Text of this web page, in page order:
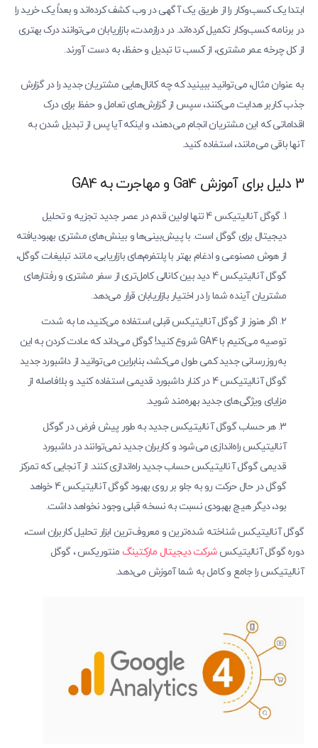
ابتدا یک کسب‌وکار را از طریق یک آگهی در وب کشف کرده‌اند و بعداً یک خرید را
در برنامه کسب‌وکار تکمیل کرده‌اند. در درازمدت، بازاریابان می‌توانند درک بهتری
از کل چرخه عمر مشتری، از کسب تا تبدیل و حفظ، به دست آورند.
به عنوان مثال، می‌توانید ببینید که چه کانال‌هایی مشتریان جدید را در گزارش
جذب کاربر هدایت می‌کنند، سپس از گزارش‌های تعامل و حفظ برای درک
اقداماتی که این مشتریان انجام می‌دهند، و اینکه آیا پس از تبدیل شدن به
آنها باقی می‌مانند، استفاده کنید.
3 دلیل برای آموزش Ga4 و مهاجرت به GA4
گوگل آنالیتیکس 4 تنها اولین قدم در عصر جدید تجزیه و تحلیل
دیجیتال برای گوگل است. با پیش‌بینی‌ها و بینش‌های مشتری بهبودیافته
از هوش مصنوعی و ادغام بهتر با پلتفرم‌های بازاریابی، مانند تبلیغات گوگل،
گوگل آنالیتیکس 4 دید بین کانالی کامل‌تری از سفر مشتری و رفتارهای
مشتریان آینده شما را در اختیار بازاریابان قرار می‌دهد.
اگر هنوز از گوگل آنالیتیکس قبلی استفاده می‌کنید، ما به شدت
توصیه می‌کنیم با GA4 شروع کنید! گوگل می‌داند که عادت کردن به این
به‌روزرسانی جدید کمی طول می‌کشد، بنابراین می‌توانید از داشبورد جدید
گوگل آنالیتیکس 4 در کنار داشبورد قدیمی استفاده کنید و بلافاصله از
مزایای ویژگی‌های جدید بهره‌مند شوید.
هر حساب گوگل آنالیتیکس جدید به طور پیش فرض در گوگل
آنالیتیکس راه‌اندازی می‌شود و کاربران جدید نمی‌توانند در داشبورد
قدیمی گوگل آنالیتیکس حساب جدید راه‌اندازی کنند. از آنجایی که تمرکز
گوگل در حال حرکت رو به جلو بر روی بهبود گوگل آنالیتیکس 4 خواهد
بود، دیگر هیچ بهبودی نسبت به نسخه قبلی وجود نخواهد داشت.
گوگل آنالیتیکس شناخته شده‌ترین و معروف‌ترین ابزار تحلیل کاربران است،
دوره گوگل آنالیتیکسشرکت دیجیتال مارکتینگ منتوریکس ، گوگل
آنالیتیکس را جامع و کامل به شما آموزش می‌دهد.